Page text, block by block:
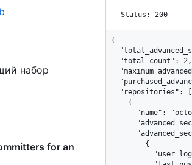
набор
for an
Status: 200
{